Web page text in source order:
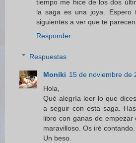
tiempo me hice de los dos
la saga es una joya. Espero
siguientes a ver que te
Responder
Respuestas
Moniki 15 de noviembre de
Hola,
Qué alegría leer lo que
a seguir con esta saga.
libro con ganas de empezar
maravilloso. Os iré contando.
Un beso.